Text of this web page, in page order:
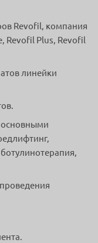
Revofil, компания
Revofil Plus, Revofil
линейки
основными